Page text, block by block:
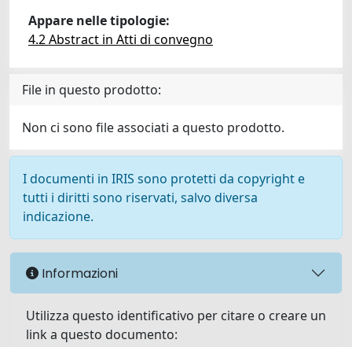
Appare nelle tipologie:
4.2 Abstract in Atti di convegno
File in questo prodotto:
Non ci sono file associati a questo prodotto.
I documenti in IRIS sono protetti da copyright e
tutti i diritti sono riservati, salvo diversa
indicazione.
Informazioni
Utilizza questo identificativo per citare o creare un
link a questo documento: